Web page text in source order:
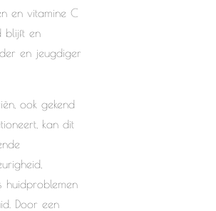
en vitamine C
blijft en
en jeugdiger
ook gekend
kan dit
huidproblemen
Door een